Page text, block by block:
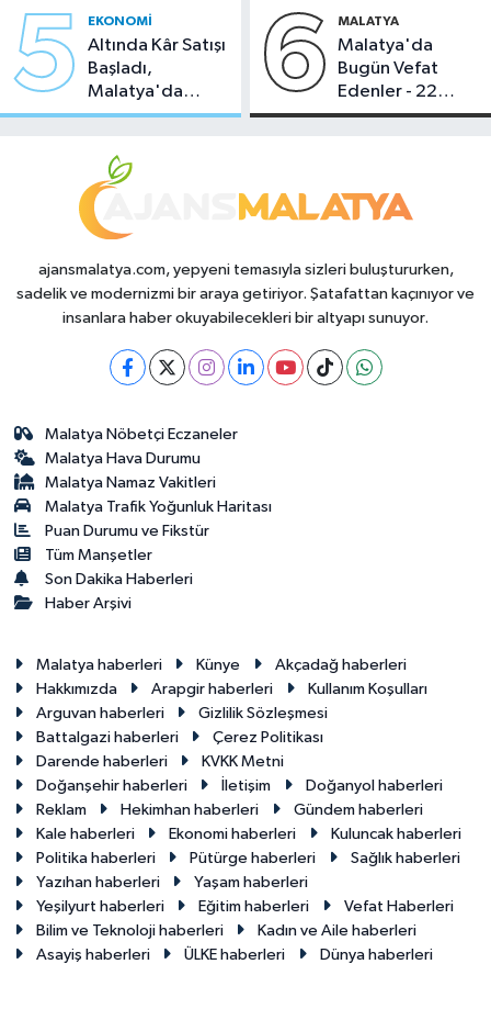
5 EKONOMI
Altında Kâr Satışı
Başladı,
Malatya'da
Makas Ne
6 MALATYA
Malatya'da
Bugün Vefat
Edenler - 22
Temmuz 2026
ajansmalatya.com, yepyeni temasıyla sizleri buluştururken,
sadelik ve modernizmi bir araya getiriyor. Şatafattan kaçınıyor ve
insanlara haber okuyabilecekleri bir altyapı sunuyor.
Malatya Nöbetçi Eczaneler
Malatya Hava Durumu
Malatya Namaz Vakitleri
Malatya Trafik Yoğunluk Haritası
Puan Durumu ve Fikstür
Tüm Manşetler
Son Dakika Haberleri
Haber Arşivi
Malatya haberleri Künye
Akçadağ haberleri
Hakkımızda
Arapgir haberleri
Kullanım Koşulları
Arguvan haberleri
Gizlilik Sözleşmesi
Battalgazi haberleri
Çerez Politikası
Darende haberleri
KVKK Metni
Doğanşehir haberleri
İletişim
Doğanyol haberleri
Reklam
Hekimhan haberleri
Gündem haberleri
Kale haberleri
Ekonomi haberleri
Kuluncak haberleri
Politika haberleri
Pütürge haberleri
Sağlık haberleri
Yazıhan haberleri
Yaşam haberleri
Yeşilyurt haberleri
Eğitim haberleri
Vefat Haberleri
Bilim ve Teknoloji haberleri
Kadın ve Aile haberleri
Asayiş haberleri
ÜLKE haberleri Dünya haberleri